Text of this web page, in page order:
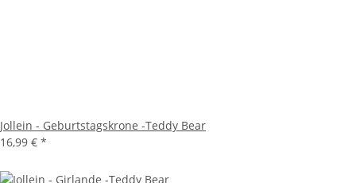
Jollein - Geburtstagskrone -Teddy Bear
16,99 € *